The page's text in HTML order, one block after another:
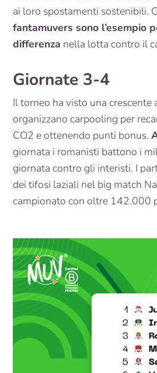
ai loro spostamenti sostenibili.
fantamuvers sono l’esempio
differenza nella lotta contro il
Giornate 3-4
Il torneo ha visto una
organizzano carpooling per
CO2 e ottenendo punti bonus.
giornata i romanisti battono i
giornata contro gli interisti. I
dei tifosi laziali nel big match
campionato con oltre 142.000